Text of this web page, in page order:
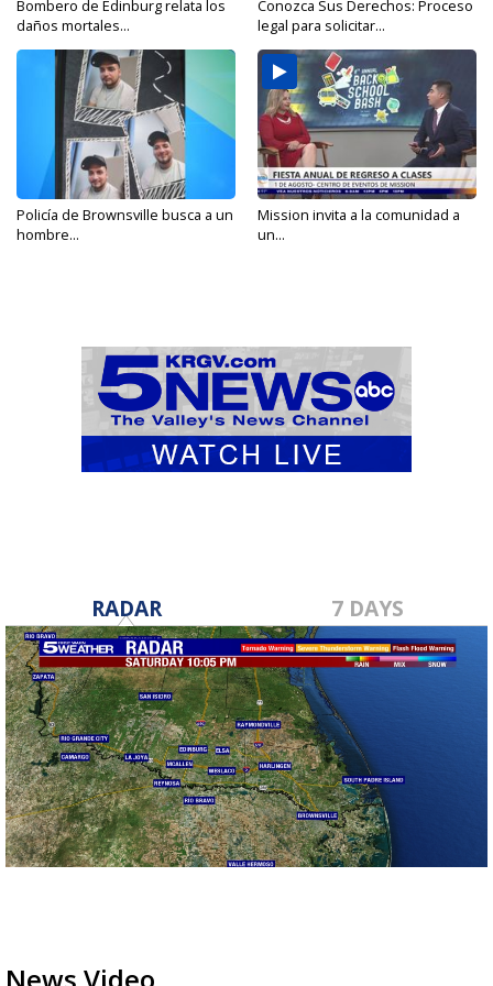
Bombero de Edinburg relata los
daños mortales...
Conozca Sus Derechos: Proceso
legal para solicitar...
Policía de Brownsville busca a un
hombre...
Mission invita a la comunidad a
un...
RADAR 7 DAYS
News Video